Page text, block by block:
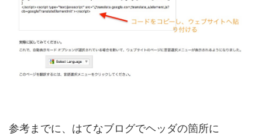
参考までに、はてなブログでヘッダの箇所に